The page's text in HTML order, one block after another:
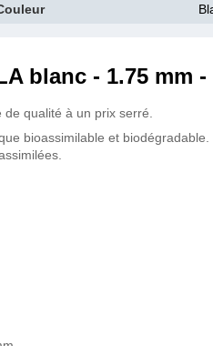
blanc - 1.75 mm -
de qualité à un prix serré.
bioassimilable et